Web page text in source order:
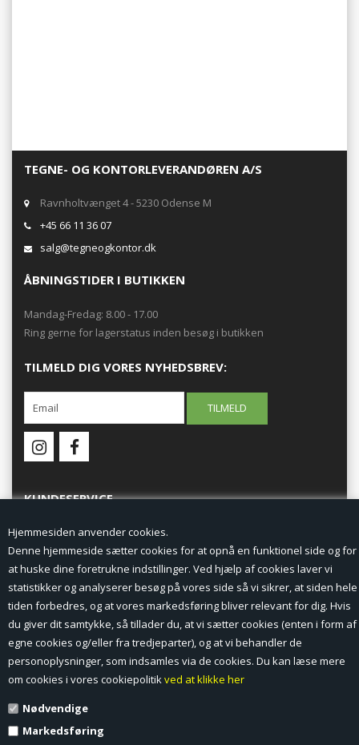
Hjemmesiden anvender cookies.
Denne hjemmeside sætter cookies for at opnå en funktionel side og for
at huske dine foretrukne indstillinger. Ved hjælp af cookies laver vi
statistikker og analyserer besøg på vores side så vi sikrer, at siden hele
tiden forbedres, og at vores markedsføring bliver relevant for dig. Hvis
du giver dit samtykke, så tillader du, at vi sætter cookies (enten i form af
egne cookies og/eller fra tredjeparter), og at vi behandler de
personoplysninger, som indsamles via de cookies. Du kan læse mere
om cookies i vores cookiepolitikved at klikke her
Nødvendige
Markedsføring
TEGNE- OG KONTORLEVERANDØREN A/S
Ravnholtvænget 4 - 5230 Odense M
+45 66 11 36 07
salg@tegneogkontor.dk
ÅBNINGSTIDER I BUTIKKEN
Mandag-Fredag: 8.00 - 17.00
Ring gerne for lagerstatus inden besøg i butikken
TILMELD DIG VORES NYHEDSBREV:
KUNDESERVICE
Forside
Min Konto
Nyheder
Vilkår og betingelser
Profil
Erhverv log ind (B2B)